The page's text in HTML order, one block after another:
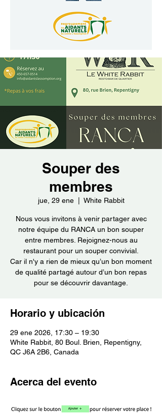
Souper des
membres
jue, 29 ene
  |
White Rabbit
Nous vous invitons à venir partager avec
notre équipe du RANCA un bon souper
entre membres. Rejoignez-nous au
restaurant pour un souper convivial.
Car il n'y a rien de mieux qu’un bon moment
de qualité partagé autour d’un bon repas
Horario y ubicación
29 ene 2026, 17:30 – 19:30
White Rabbit, 80 Boul. Brien, Repentigny,
QC J6A 2B6, Canada
Acerca del evento